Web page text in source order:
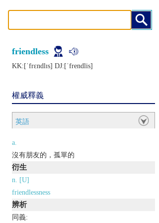
friendless
KK:[ˈfrɛndlɪs] DJ:[ˈfrеndlis]
權威釋義
英語
a.
沒有朋友的，孤單的
衍生
n. [U]
friendlessness
辨析
同義: